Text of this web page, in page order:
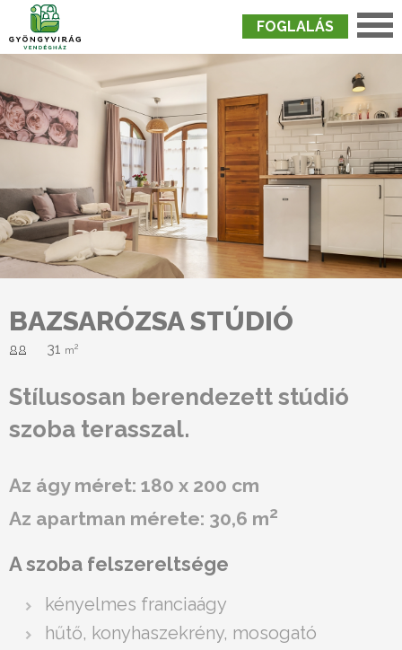
FOGLALÁS
› Bazsarózsa Stúdió
BAZSARÓZSA STÚDIÓ
31 m2
Stílusosan berendezett stúdió
szoba terasszal.
Az ágy méret: 180 x 200 cm
Az apartman mérete: 30,6 m2
A szoba felszereltsége
kényelmes franciaágy
hűtő, konyhaszekrény, mosogató